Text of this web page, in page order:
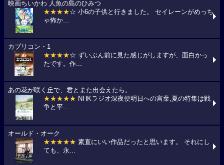
映画ちいかわ 人魚の島のひみつ
★★★★☆ 小6の子供と行きました。 セイレーンがめっち
ゃ怖か...
カプリコン・1
★★★★☆ ずいぶん前に見た感じがしますが、面白かっ
たです。作...
あの花が咲く丘で、君とまた出会えたら。
★★★★★ NHKラジオ深夜便明日への言葉,夏の特集は戦
争と平...
オールド・オーク
★★★★★ 素直にいい作品だったと思います。 それにし
ても、永...